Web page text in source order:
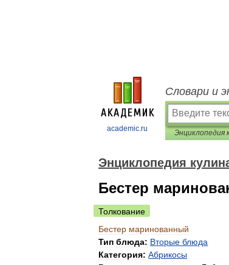
academic.ru
Словари и
Энциклопедия
Бестер
Толкование
Бестер маринованный
Тип блюда: Вторые блюда
Категория: Абрикосы